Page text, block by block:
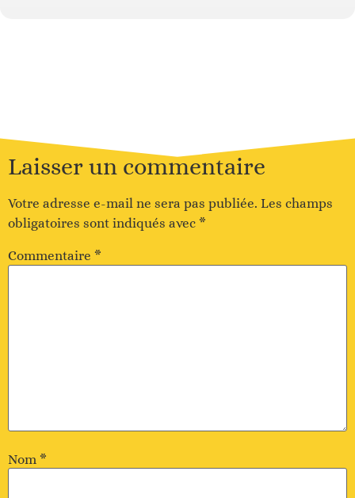
Laisser un commentaire
Votre adresse e-mail ne sera pas publiée. Les champs
obligatoires sont indiqués avec *
Commentaire *
Nom *